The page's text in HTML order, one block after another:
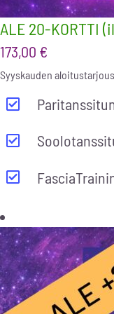
ALE 20-KORTTI
173,00 €
Syyskauden